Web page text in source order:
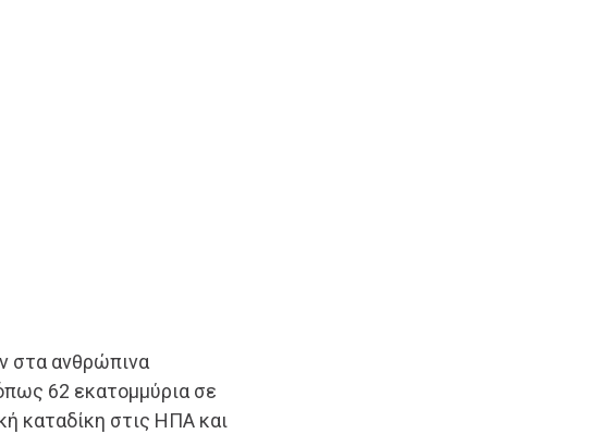
στα ανθρώπινα
62 εκατομμύρια σε
καταδίκη στις ΗΠΑ και